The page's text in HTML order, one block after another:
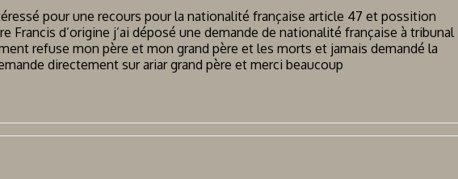
pour une recours pour la nationalité française article 47 et possition
Francis d’origine j’ai déposé une demande de nationalité française à tribunal
refuse mon père et mon grand père et les morts et jamais demandé la
directement sur ariar grand père et merci beaucoup